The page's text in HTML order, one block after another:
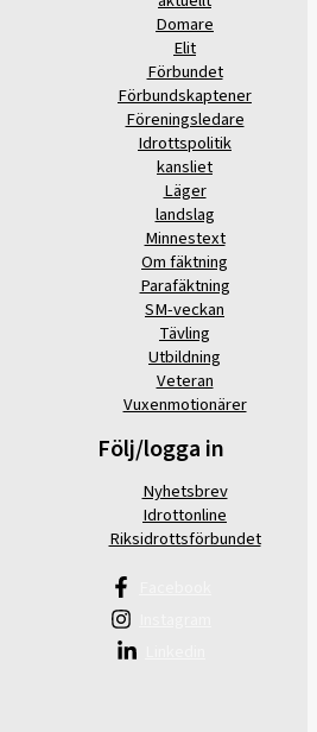
Domare
Elit
Förbundet
Förbundskaptener
Föreningsledare
Idrottspolitik
kansliet
Läger
landslag
Minnestext
Om fäktning
Parafäktning
SM-veckan
Tävling
Utbildning
Veteran
Vuxenmotionärer
Följ/logga in
Nyhetsbrev
Idrottonline
Riksidrottsförbundet